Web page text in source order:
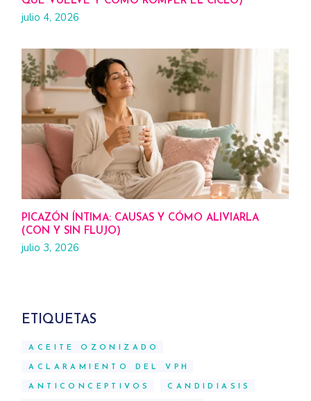
julio 4, 2026
PICAZÓN ÍNTIMA: CAUSAS Y CÓMO ALIVIARLA
(CON Y SIN FLUJO)
julio 3, 2026
ETIQUETAS
ACEITE OZONIZADO
ACLARAMIENTO DEL VPH
ANTICONCEPTIVOS CANDIDIASIS